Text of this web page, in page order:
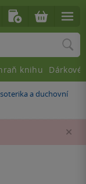
a duchovní
knihu Dárkové